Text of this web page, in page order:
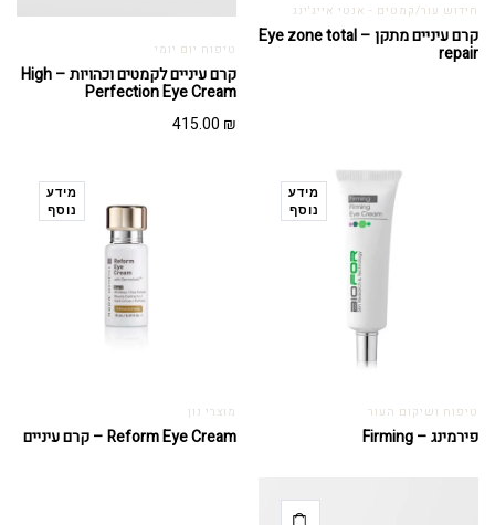
חידוש עור/קמטים - אנטי אייג'ינג
קרם עיניים מתקן – Eye zone total
repair טיפוח יום יומי
קרם עיניים לקמטים וכהויות – High
Perfection Eye Cream
415.00 ₪
מידע
נוסף
טיפוח ושיקום העור
פירמינג – Firming
מידע
נוסף
מוצרי נון
Reform Eye Cream – קרם עיניים